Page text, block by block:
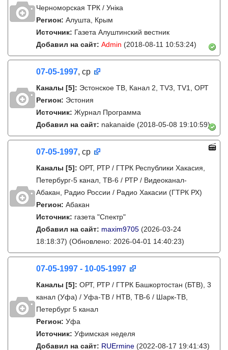
Черноморская ТРК / Унiка
Регион: Алушта, Крым
Источник: Газета Алуштинский вестник
Добавил на сайт: Admin (2018-08-11 10:53:24)
07-05-1997, ср
Каналы [5]: Эстонское ТВ, Канал 2, TV3, TV1, ОРТ
Регион: Эстония
Источник: Журнал Программа
Добавил на сайт: nakanaide (2018-05-08 19:10:59)
07-05-1997, ср
Каналы [5]: ОРТ, РТР / ГТРК Республики Хакасия,
Петербург-5 канал, ТВ-6 / РТР / Видеоканал-
Абакан, Радио России / Радио Хакасии (ГТРК РХ)
Регион: Абакан
Источник: газета "Спектр"
Добавил на сайт: maxim9705 (2026-03-24
18:18:37) (Обновлено: 2026-04-01 14:40:23)
07-05-1997 - 10-05-1997
Каналы [5]: ОРТ, РТР / ГТРК Башкортостан (БТВ), 3
канал (Уфа) / Уфа-ТВ / НТВ, ТВ-6 / Шарк-ТВ,
Петербург 5 канал
Регион: Уфа
Источник: Уфимская неделя
Добавил на сайт: RUErmine (2022-08-17 19:41:43)